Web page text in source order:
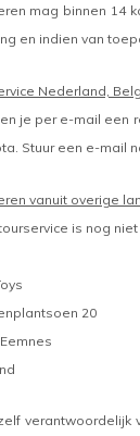
mag binnen 14
en indien van
Nederland,
je per e-mail een
Stuur een e-mail
vanuit overige
is nog
20